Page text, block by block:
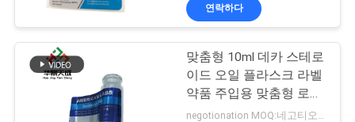
리
약병 라벨
253
연락하다
맞춤형 10ml 데카 스테로
이드 오일 플라스크 라벨
약품 주입용 맞춤형 로고
와 함께 UV 인쇄 빛나는